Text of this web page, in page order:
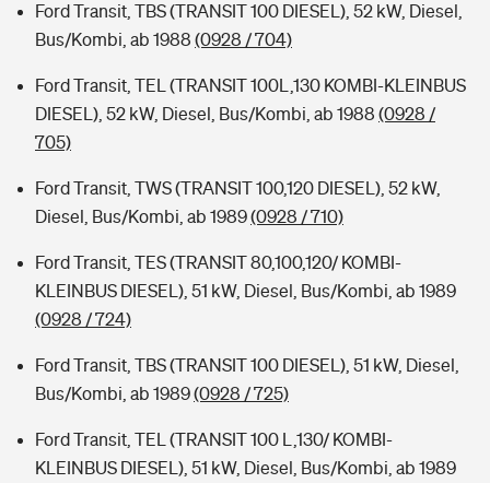
Ford Transit, TBS (TRANSIT 100 DIESEL), 52 kW, Diesel,
Bus/Kombi, ab 1988 (0928 / 704)
Ford Transit, TEL (TRANSIT 100L,130 KOMBI-KLEINBUS
DIESEL), 52 kW, Diesel, Bus/Kombi, ab 1988 (0928 /
705)
Ford Transit, TWS (TRANSIT 100,120 DIESEL), 52 kW,
Diesel, Bus/Kombi, ab 1989(0928 / 710)
Ford Transit, TES (TRANSIT 80,100,120/ KOMBI-
KLEINBUS DIESEL), 51 kW, Diesel, Bus/Kombi, ab 1989
(0928 / 724)
Ford Transit, TBS (TRANSIT 100 DIESEL), 51 kW, Diesel,
Bus/Kombi, ab 1989(0928 / 725)
Ford Transit, TEL (TRANSIT 100 L,130/ KOMBI-
KLEINBUS DIESEL), 51 kW, Diesel, Bus/Kombi, ab 1989